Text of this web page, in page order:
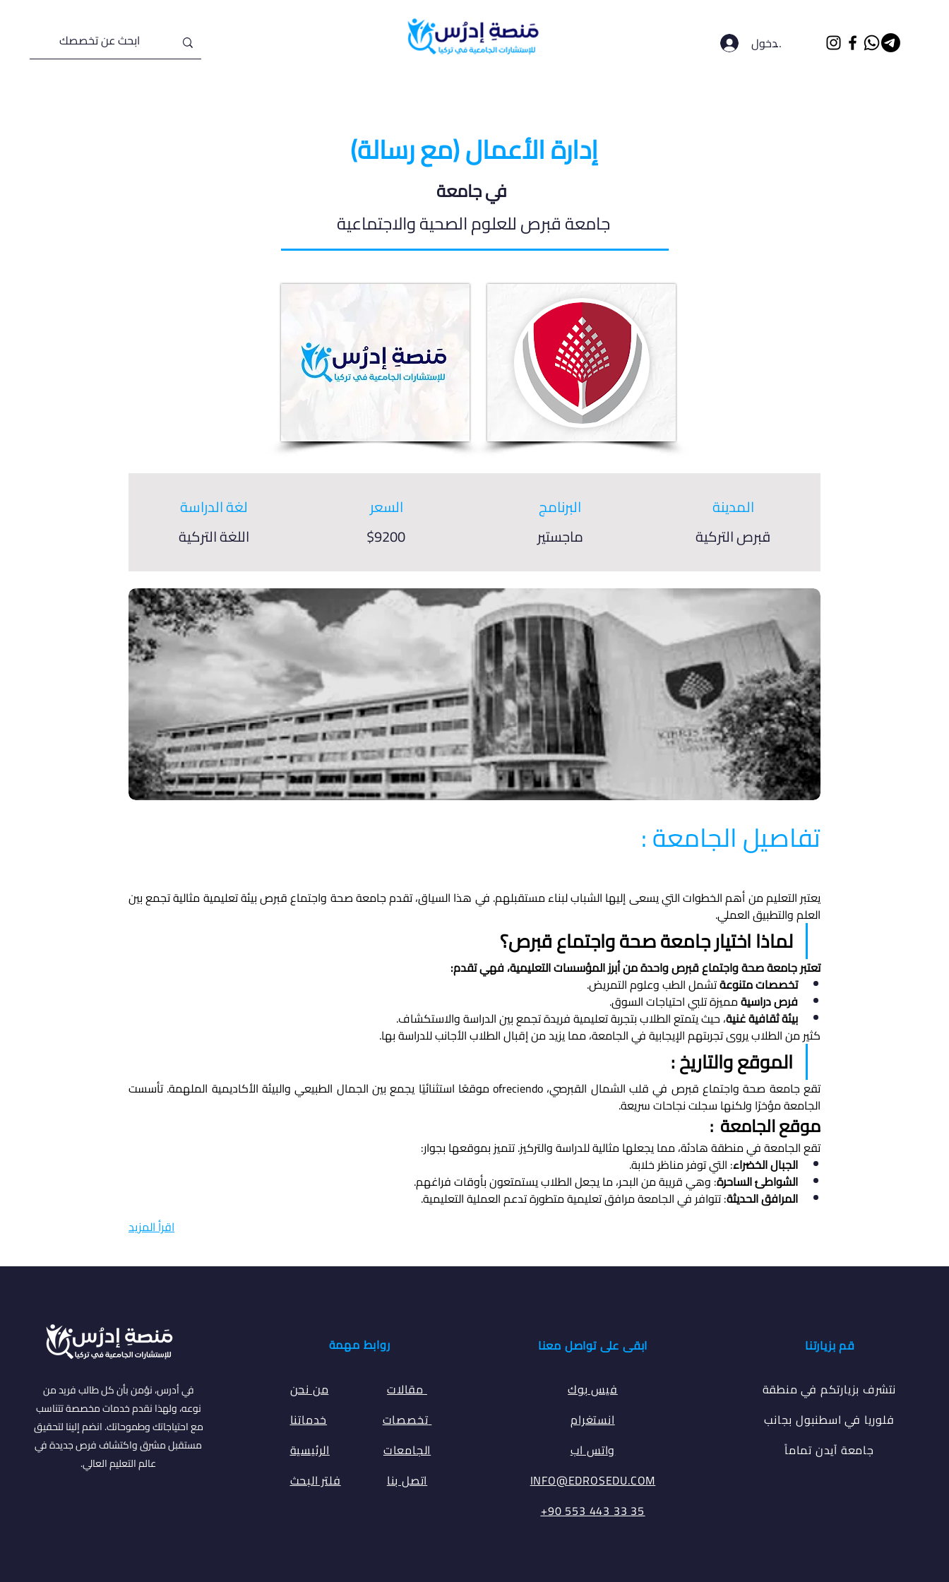
تسجيل الدخول
إدارة الأعمال (مع رسالة)
جامعة قبرص للعلوم الصحية والاجتماعية
لغة الدراسة
اللغة التركية
السعر
$9200
البرنامج
ماجستير
المدينة
قبرص التركية
تفاصيل الجامعة :
العلم والتطبيق العملي.
لماذا اختيار جامعة صحة واجتماع قبرص؟
تعتبر جامعة صحة واجتماع قبرص واحدة من أبرز المؤسسات التعليمية، فهي تقدم:
تخصصات متنوعة تشمل الطب وعلوم التمريض.
فرص دراسية مميزة تلبي احتياجات السوق.
بيئة ثقافية غنية، حيث يتمتع الطلاب بتجربة تعليمية فريدة تجمع بين الدراسة والاستكشاف.
كثير من الطلاب يروى تجربتهم الإيجابية في الجامعة، مما يزيد من إقبال الطلاب الأجانب للدراسة بها.
الموقع والتاريخ :
الجامعة مؤخرًا ولكنها سجلت نجاحات سريعة.
موقع الجامعة  :
تقع الجامعة في منطقة هادئة، مما يجعلها مثالية للدراسة والتركيز. تتميز بموقعها بجوار:
الجبال الخضراء: التي توفر مناظر خلابة.
الشواطئ الساحرة: وهي قريبة من البحر، ما يجعل الطلاب يستمتعون بأوقات فراغهم.
المرافق الحديثة: تتوافر في الجامعة مرافق تعليمية متطورة تدعم العملية التعليمية.
اقرأ المزيد
في أدرس، نؤمن بأن كل طالب فريد من
نوعه، ولهذا نقدم خدمات مخصصة تتناسب
مع احتياجاتك وطموحاتك. انضم إلينا لتحقيق
مستقبل مشرق واكتشاف فرص جديدة في
عالم التعليم العالي.
من نحن
خدماتنا
الرئيسية
فلتر البحث
مقالات
تخصصات
الجامعات
اتصل بنا
ابقى على تواصل معنا
فيس بوك
انستغرام
واتس اب
INFO@EDROSEDU.COM
⁦+90 553 443 33 35⁩
قم بزيارتنا
نتشرف بزيارتكم في منطقة
فلوريا في اسطنبول بجانب
جامعة آيدن تماماً